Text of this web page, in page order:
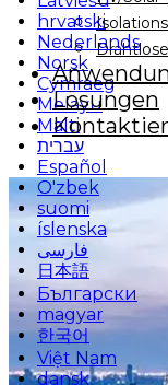
hrvatski
Nederlands
Norsk
Cymraeg
Melayu
Malti
עברית
Español
O'zbek
suomi
íslenska
فارسی
日本語
Български
magyar
한국어
Việt Nam
dansk
Lösungen